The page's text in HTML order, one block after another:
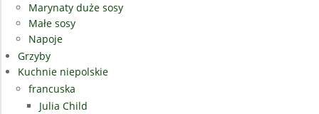
Marynaty duże sosy
Małe sosy
Napoje
Grzyby
Kuchnie niepolskie
francuska
Julia Child